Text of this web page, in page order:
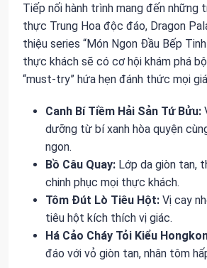
Tiếp nối hành trình mang đến những
thực Trung Hoa độc đáo, Dragon
thiệu series “Món Ngon Đầu Bếp Tinh
thực khách sẽ có cơ hội khám phá
“must-try” hứa hẹn đánh thức mọi
Canh Bí Tiềm Hải Sản Tứ Bửu:
dưỡng từ bí xanh hòa quyện
ngon.
Bồ Câu Quay: Lớp da giòn tan,
chinh phục mọi thực khách.
Tôm Đút Lò Tiêu Hột: Vị cay
tiêu hột kích thích vị giác.
Há Cảo Cháy Tỏi Kiểu
đáo với vỏ giòn tan, nhân tôm